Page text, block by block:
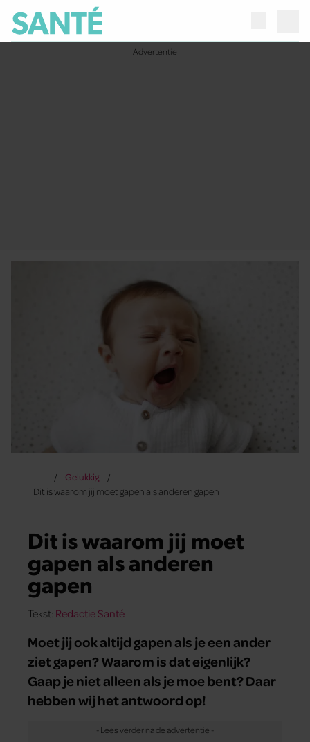
Gelukkig
Dit is waarom jij moet gapen als anderen gapen
Dit is waarom jij moet
gapen als anderen
gapen
Tekst: Redactie Santé
Moet jij ook altijd gapen als je een ander
ziet gapen? Waarom is dat eigenlijk?
Gaap je niet alleen als je moe bent? Daar
hebben wij het antwoord op!